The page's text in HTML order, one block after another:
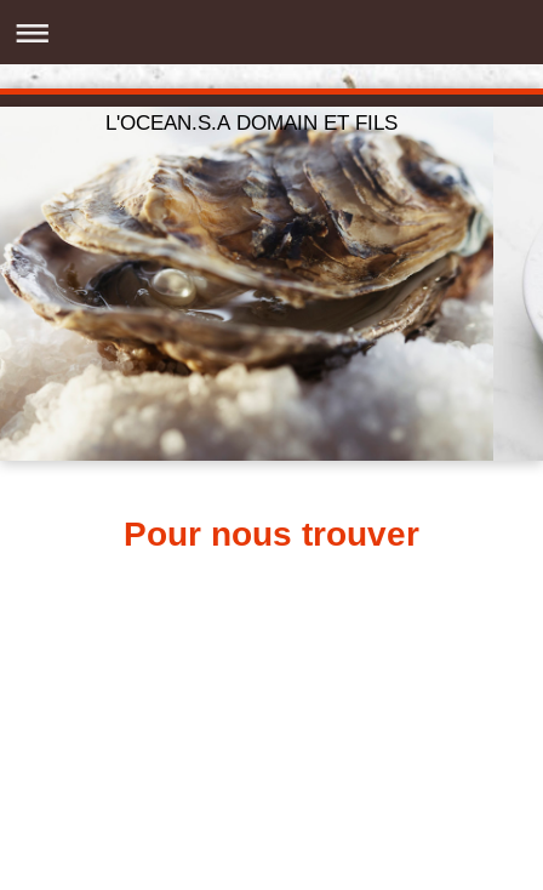
L'OCEAN.S.A DOMAIN ET FILS
Pour nous trouver